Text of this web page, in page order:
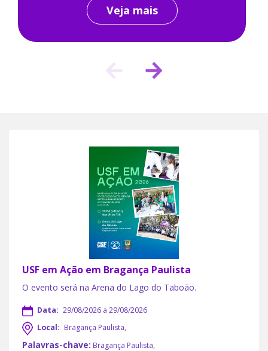
Veja mais
USF em Ação em Bragança Paulista
O evento será na Arena do Lago do Taboão.
Data: 29/08/2026 a 29/08/2026
Local: Bragança Paulista,
Palavras-chave: Bragança Paulista,